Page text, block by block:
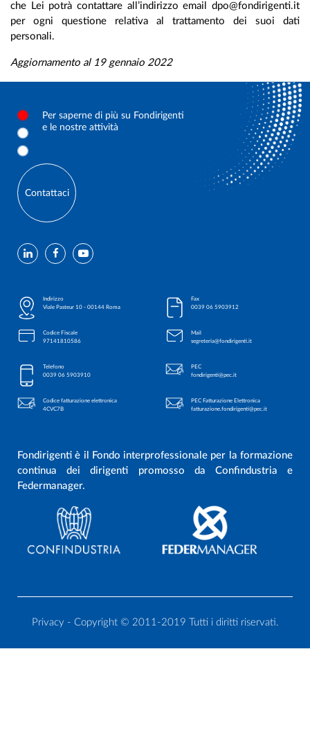
che Lei potrà contattare all’indirizzo email dpo@fondirigenti.it
per ogni questione relativa al trattamento dei suoi dati
personali.
Aggiornamento al 19 gennaio 2022
Per saperne di più su Fondirigenti
e le nostre attività
Contattaci
Fondirigenti è il Fondo interprofessionale per la formazione
continua dei dirigenti promosso da Confindustria e
Federmanager.
Indirizzo
Viale Pasteur 10 - 00144 Roma
Codice Fiscale
97141810586
Telefono
0039 06 5903910
Codice fatturazione elettronica
4CVC7B
Fax
0039 06 5903912
Mail
segreteria@fondirigenti.it
PEC
fondirigenti@pec.it
PEC Fatturazione Elettronica
fatturazione.fondirigenti@pec.it
Privacy - Copyright © 2011-2019 Tutti i diritti riservati.